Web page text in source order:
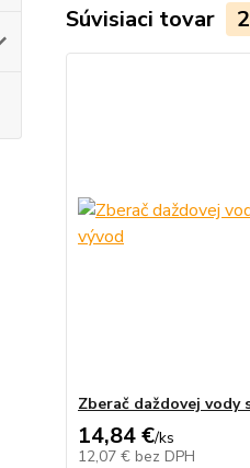
Súvisiaci tovar 2
Zberač daždovej vody
14,84 €/ks
12,07 € bez DPH